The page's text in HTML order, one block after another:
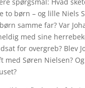
to børn – og lille Niels
samme far? Var
med sine
for overgreb? Blev
med Søren Nielsen?